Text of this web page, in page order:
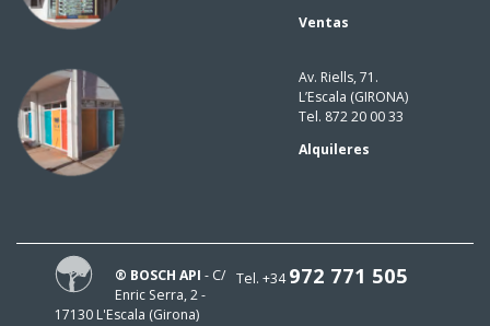
Ventas
Av. Riells, 71.
L’Escala (GIRONA)
Tel. 872 20 00 33
Alquileres
Tel. +34972 771 505
® BOSCH API - C/
Enric Serra, 2 -
17130 L'Escala (Girona)